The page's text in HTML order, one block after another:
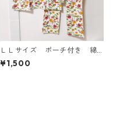
ＬＬサイズ ポーチ付き 綿
１００％ 花柄 トラベルパ
ジャマ ホワイト KAE-4578
¥1,500